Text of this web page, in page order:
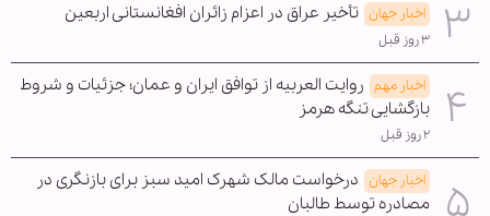
اخبار جهان تأخیر عراق در اعزام زائران افغانستانی اربعین
۳ روز قبل
اخبار مهم روایت العربیه از توافق ایران و عمان؛ جزئیات و شروط
بازگشایی تنگه هرمز
۲ روز قبل
اخبار جهان درخواست مالک شهرک امید سبز برای بازنگری در
مصادره توسط طالبان